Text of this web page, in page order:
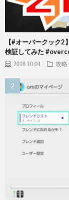
【#オーバークック2
検証してみた
2018.10.04 攻略